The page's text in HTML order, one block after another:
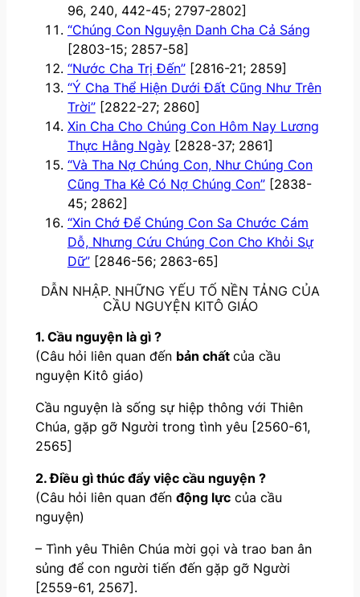
96, 240, 442-45; 2797-2802]
“Chúng Con Nguyện Danh Cha Cả Sáng
[2803-15; 2857-58]
“Nước Cha Trị Đến”[2816-21; 2859]
“Ý Cha Thể Hiện Dưới Đất Cũng Như Trên
Trời”[2822-27; 2860]
Xin Cha Cho Chúng Con Hôm Nay Lương
Thực Hằng Ngày[2828-37; 2861]
“Và Tha Nợ Chúng Con, Như Chúng Con
Cũng Tha Kẻ Có Nợ Chúng Con”[2838-
45; 2862]
“Xin Chớ Để Chúng Con Sa Chước Cám
Dỗ, Nhưng Cứu Chúng Con Cho Khỏi Sự
Dữ”[2846-56; 2863-65]
DẪN NHẬP. NHỮNG YẾU TỐ NỀN TẢNG CỦA
CẦU NGUYỆN KITÔ GIÁO
1. Cầu nguyện là gì ?
(Câu hỏi liên quan đến bản chất của cầu
nguyện Kitô giáo)
Cầu nguyện là sống sự hiệp thông với Thiên
Chúa, gặp gỡ Người trong tình yêu [2560-61,
2565]
2. Điều gì thúc đẩy việc cầu nguyện ?
(Câu hỏi liên quan đến động lựccủa cầu
nguyện)
– Tình yêu Thiên Chúa mời gọi và trao ban ân
sủng để con người tiến đến gặp gỡ Người
[2559-61, 2567].